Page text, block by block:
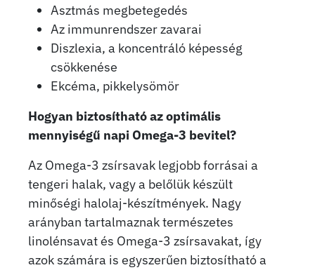
Asztmás megbetegedés
Az immunrendszer zavarai
Diszlexia, a koncentráló képesség
csökkenése
Ekcéma, pikkelysömör
Hogyan biztosítható az optimális
mennyiségű napi Omega-3 bevitel?
Az Omega-3 zsírsavak legjobb forrásai a
tengeri halak, vagy a belőlük készült
minőségi halolaj-készítmények. Nagy
arányban tartalmaznak természetes
linolénsavat és Omega-3 zsírsavakat, így
azok számára is egyszerűen biztosítható a